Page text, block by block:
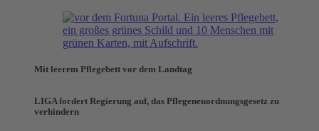
Mit leerem Pflegebett vor dem Landtag
LIGA fordert Regierung auf, das Pflegeneuordnungsgesetz zu
verhindern